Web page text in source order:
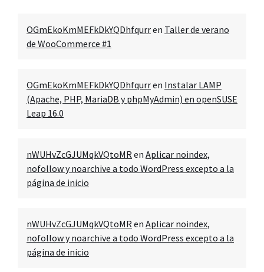
OGmEkoKmMEFkDkYQDhfqurren Taller de verano
de WooCommerce #1
OGmEkoKmMEFkDkYQDhfqurren Instalar LAMP
(Apache, PHP, MariaDB y phpMyAdmin) en openSUSE
Leap 16.0
nWUHvZcGJUMqkVQtoMRen Aplicar noindex,
nofollow y noarchive a todo WordPress excepto a la
página de inicio
nWUHvZcGJUMqkVQtoMRen Aplicar noindex,
nofollow y noarchive a todo WordPress excepto a la
página de inicio